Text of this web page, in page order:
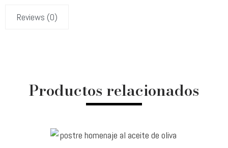
Reviews (0)
Productos relacionados